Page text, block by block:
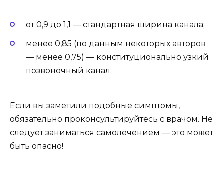
от 0,9 до 1,1 — стандартная ширина канала;
менее 0,85 (по данным некоторых авторов
— менее 0,75) — конституционально узкий
позвоночный канал.
Если вы заметили подобные симптомы,
обязательно проконсультируйтесь с врачом. Не
следует заниматься самолечением — это может
быть опасно!